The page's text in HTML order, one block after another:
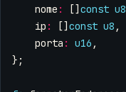
nome : [] const u8
ip : [] const u8 ,
porta : u16 ,
};